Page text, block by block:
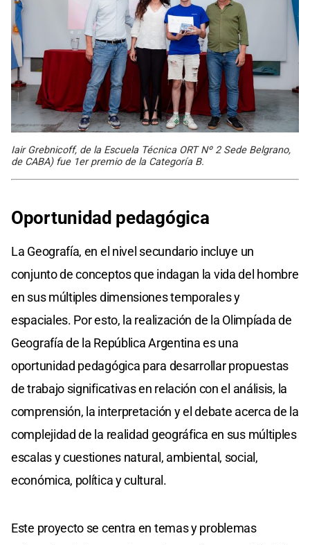
Iair Grebnicoff, de la Escuela Técnica ORT Nº 2 Sede Belgrano,
de CABA) fue 1er premio de la Categoría B.
Oportunidad pedagógica
La Geografía, en el nivel secundario incluye un
conjunto de conceptos que indagan la vida del hombre
en sus múltiples dimensiones temporales y
espaciales. Por esto, la realización de la Olimpíada de
Geografía de la República Argentina es una
oportunidad pedagógica para desarrollar propuestas
de trabajo significativas en relación con el análisis, la
comprensión, la interpretación y el debate acerca de la
complejidad de la realidad geográfica en sus múltiples
escalas y cuestiones natural, ambiental, social,
económica, política y cultural.
Este proyecto se centra en temas y problemas